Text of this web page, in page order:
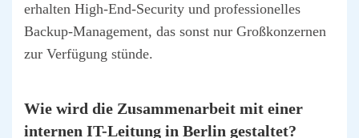
erhal­ten High-End-Secu­ri­ty und pro­fes­sio­nel­les
Back­up-Manage­ment, das sonst nur Groß­kon­zer­nen
zur Ver­fü­gung stün­de.
Wie wird die Zusam­men­ar­beit mit einer
inter­nen IT-Lei­tung in Ber­lin gestal­tet?